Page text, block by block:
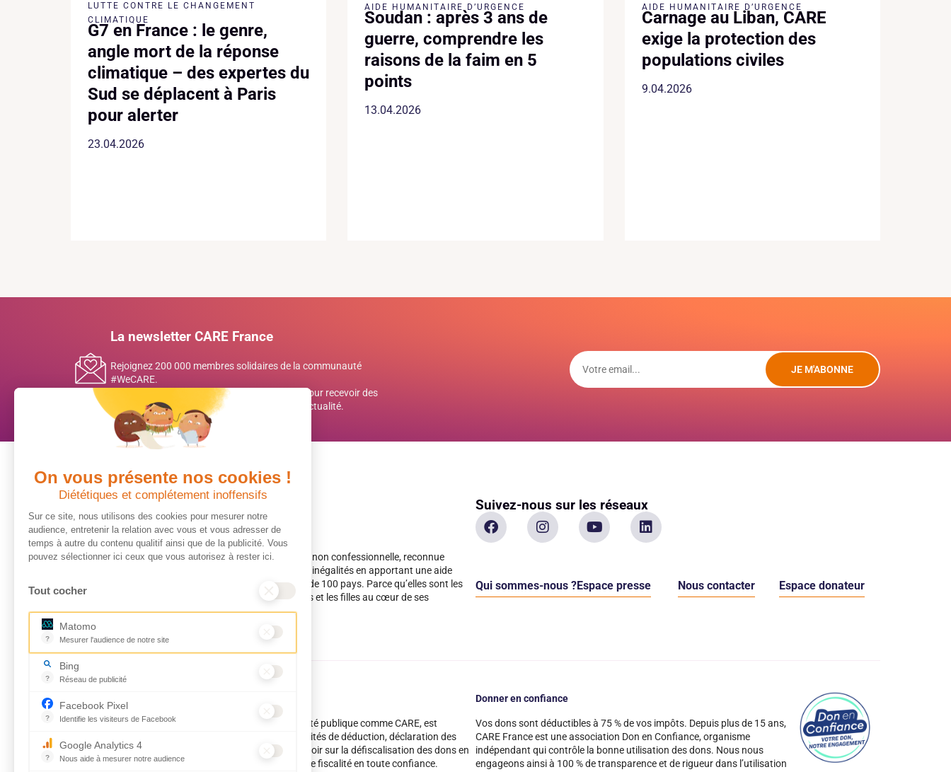
On vous présente nos cookies !
Diététiques et complétement inoffensifs
Sur ce site, nous utilisons des cookies pour mesurer notre
audience, entretenir la relation avec vous et vous adresser de
temps à autre du contenu qualitif ainsi que de la publicité. Vous
pouvez sélectionner ici ceux que vous autorisez à rester ici.
Tout cocher
?
Matomo
Mesurer l'audience de notre site
Outil analytique (alternative à Google Analytics) collectant des données sur les utilisateurs d'un site web
?
Bing
Réseau de publicité
?
Facebook Pixel
Identifie les visiteurs de Facebook
Permet de suivre les actions du visiteur sur le site web, et de voir s'il y a des conversions.
?
Google Analytics 4
Nous aide à mesurer notre audience
LUTTE CONTRE LE CHANGEMENT
CLIMATIQUE
G7 en France : le genre,
angle mort de la réponse
climatique – des expertes du
Sud se déplacent à Paris
pour alerter
23.04.2026
AIDE HUMANITAIRE D’URGENCE
Soudan : après 3 ans de
guerre, comprendre les
raisons de la faim en 5
points
13.04.2026
AIDE HUMANITAIRE D’URGENCE
Carnage au Liban, CARE
exige la protection des
populations civiles
9.04.2026
La newsletter CARE France
Rejoignez 200 000 membres solidaires de la communauté
#WeCARE.
Inscrivez-vous à notre newsletter mensuelle pour recevoir des
histoires inspirantes et des décryptages de l’actualité.
JE M'ABONNE
CARE France est une association loi 1901, apolitique et non confessionnelle, reconnue
d’utilité publique. Nous luttons contre la pauvreté et les inégalités en apportant une aide
humanitaire d’urgence et de développement dans plus de 100 pays. Parce qu’elles sont les
premières victimes des inégalités, CARE met les femmes et les filles au cœur de ses
programmes.
Suivez-nous sur les réseaux
Qui sommes-nous ?Espace presse Nous contacter Espace donateur
Chaque don effectué à une association reconnue d’utilité publique comme CARE, est
déductible jusqu’à 75 % de l’impôt sur le revenu. Modalités de déduction, déclaration des
dons et sens de votre geste : découvrez ce qu’il faut savoir sur la défiscalisation des dons en
France pour exprimer votre générosité et optimiser votre fiscalité en toute confiance.
Donner en confiance
Vos dons sont déductibles à 75 % de vos impôts. Depuis plus de 15 ans,
CARE France est une association Don en Confiance, organisme
indépendant qui contrôle la bonne utilisation des dons. Nous nous
engageons ainsi à 100 % de transparence et de rigueur dans l’utilisation